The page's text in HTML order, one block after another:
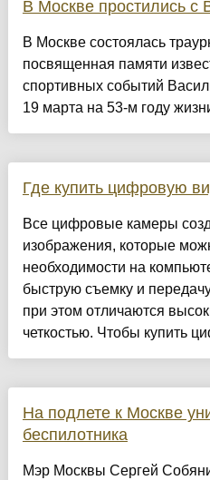
В Москве простились с
В Москве состоялась
посвященная памяти
спортивных событий
19 марта на 53-м году
Где купить цифровую
Все цифровые камеры
изображения, которые
необходимости на
быструю съемку и
при этом отличаются
четкостью. Чтобы купить
На подлете к Москве
беспилотника
Мэр Москвы Сергей